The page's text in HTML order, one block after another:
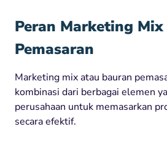
Peran Marketing
Pemasaran
Marketing mix atau bauran
kombinasi dari berbagai elemen
perusahaan untuk memasarkan
secara efektif.